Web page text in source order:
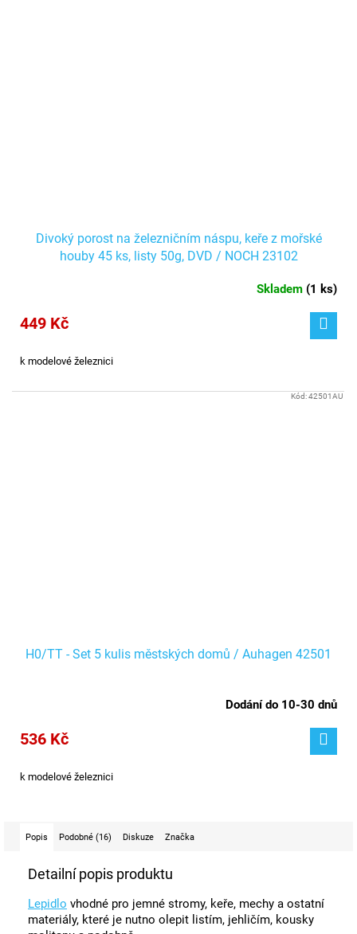
Divoký porost na železničním náspu, keře z mořské
houby 45 ks, listy 50g, DVD / NOCH 23102
Skladem (1 ks)
449 Kč
k modelové železnici
H0/TT - Set 5 kulis městských domů / Auhagen 42501
Dodání do 10-30 dnů
536 Kč
k modelové železnici
Kód:42501AU
Popis Podobné (16) Diskuze Značka
Detailní popis produktu
Lepidlo vhodné pro jemné stromy, keře, mechy a ostatní
materiály, které je nutno olepit listím, jehličím, kousky